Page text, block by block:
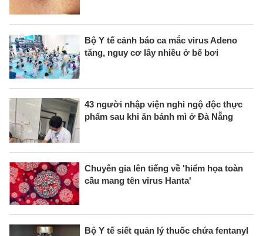
Bộ Y tế cảnh báo ca mắc virus Adeno
tăng, nguy cơ lây nhiều ở bể bơi
43 người nhập viện nghi ngộ độc thực
phẩm sau khi ăn bánh mì ở Đà Nẵng
Chuyên gia lên tiếng về 'hiểm họa toàn
cầu mang tên virus Hanta'
Bộ Y tế siết quản lý thuốc chứa fentanyl